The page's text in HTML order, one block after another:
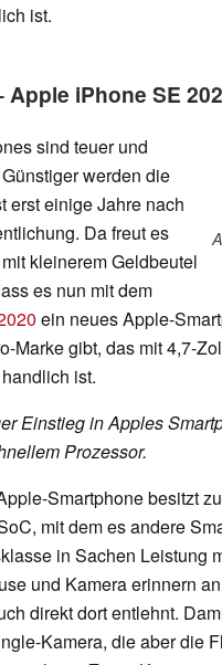
ist.
Apple iPhone SE
sind teuer und
werden die
erst einige Jahre nach
Da freut es
kleinerem Geldbeutel
es nun mit dem
ein neues Apple-
Marke gibt, das mit 4,7-
ist.
Einstieg in Apples
Prozessor.
Smartphone besitzt
mit dem es andere
in Sachen Leistung
und Kamera erinnern
direkt dort entlehnt.
Kamera, die aber die